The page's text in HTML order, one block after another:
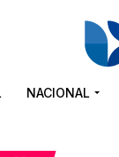
NACIONAL